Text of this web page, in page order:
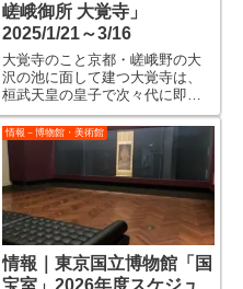
嵯峨御所 大覚寺」
2025/1/21～3/16
大覚寺のこと京都・嵯峨野の大
沢の池に面して建つ大覚寺は、
桓武天皇の皇子で次々代に即位
した嵯峨天皇が離宮を営んだこ
とに始まります。 この大きい
大沢の池は、なんと嵯峨天皇が
離宮の庭園に造営した人工池な
んだそうです。 お月見の時に
は龍頭鷁首舟で平...
情報－博物館・美術館
情報｜東京国立博物館「国
宝室」2026年度スケジュ